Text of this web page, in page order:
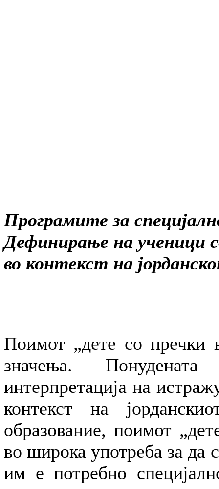
Програмите за
Дефинирање на ученици
во контекст на
Поимот „дете со пречки
значења.
интерпретација на
контекст на
образование, поимот
во широка употреба за да
им е потребно